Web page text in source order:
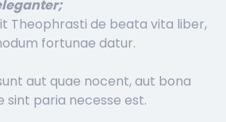
Theophrasti de beata vita liber,
fortunae datur.
aut quae nocent, aut bona
sint paria necesse est.